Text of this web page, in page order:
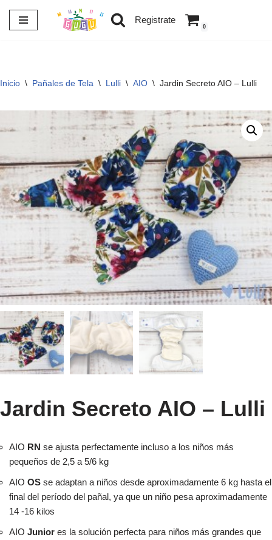
Saltar
Registrate
0
Inicio \ Pañales de Tela \ Lulli \ AIO \ Jardin Secreto AIO – Lulli
Jardin Secreto AIO – Lulli
AIO RN se ajusta perfectamente incluso a los niños más
pequeños de 2,5 a 5/6 kg
AIO OS se adaptan a niños desde aproximadamente 6 kg hasta el
final del período del pañal, ya que un niño pesa aproximadamente
14 -16 kilos
AIO Junior es la solución perfecta para niños más grandes que